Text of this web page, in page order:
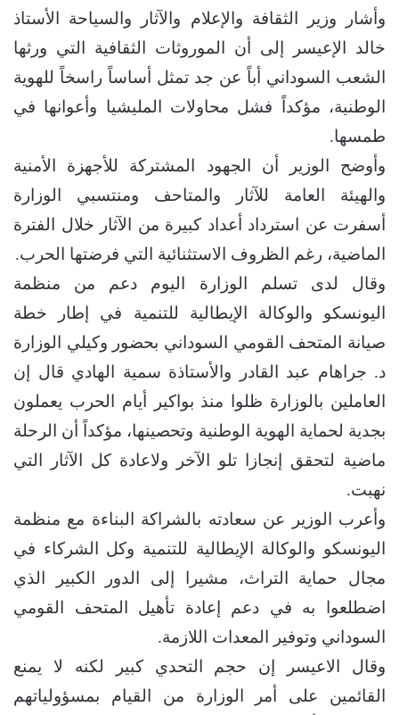
وأشار وزير الثقافة والإعلام والآثار والسياحة الأستاذ
خالد الإعيسر إلى أن الموروثات الثقافية التي ورثها
الشعب السوداني أباً عن جد تمثل أساساً راسخاً للهوية
الوطنية، مؤكداً فشل محاولات المليشيا وأعوانها في
طمسها.
وأوضح الوزير أن الجهود المشتركة للأجهزة الأمنية
والهيئة العامة للآثار والمتاحف ومنتسبي الوزارة
أسفرت عن استرداد أعداد كبيرة من الآثار خلال الفترة
الماضية، رغم الظروف الاستثنائية التي فرضتها الحرب.
وقال لدى تسلم الوزارة اليوم دعم من منظمة
اليونسكو والوكالة الإيطالية للتنمية في إطار خطة
صيانة المتحف القومي السوداني بحضور وكيلي الوزارة
د. جراهام عبد القادر والأستاذة سمية الهادي قال إن
العاملين بالوزارة ظلوا منذ بواكير أيام الحرب يعملون
بجدية لحماية الهوية الوطنية وتحصينها، مؤكداً أن الرحلة
ماضية لتحقق إنجازا تلو الآخر ولاعادة كل الآثار التي
نهبت.
وأعرب الوزير عن سعادته بالشراكة البناءة مع منظمة
اليونسكو والوكالة الإيطالية للتنمية وكل الشركاء في
مجال حماية التراث، مشيرا إلى الدور الكبير الذي
اضطلعوا به في دعم إعادة تأهيل المتحف القومي
السوداني وتوفير المعدات اللازمة.
وقال الاعيسر إن حجم التحدي كبير لكنه لا يمنع
القائمين على أمر الوزارة من القيام بمسؤولياتهم